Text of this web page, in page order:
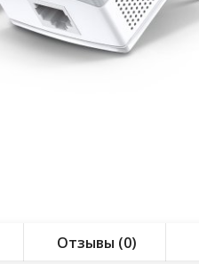
Отзывы (0)